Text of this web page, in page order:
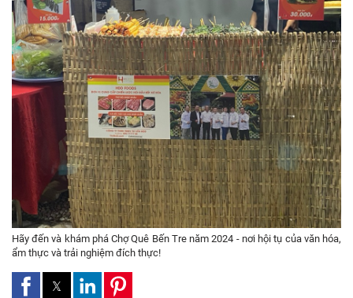
Hãy đến và khám phá Chợ Quê Bến Tre năm 2024 - nơi hội tụ của văn hóa,
ẩm thực và trải nghiệm đích thực!